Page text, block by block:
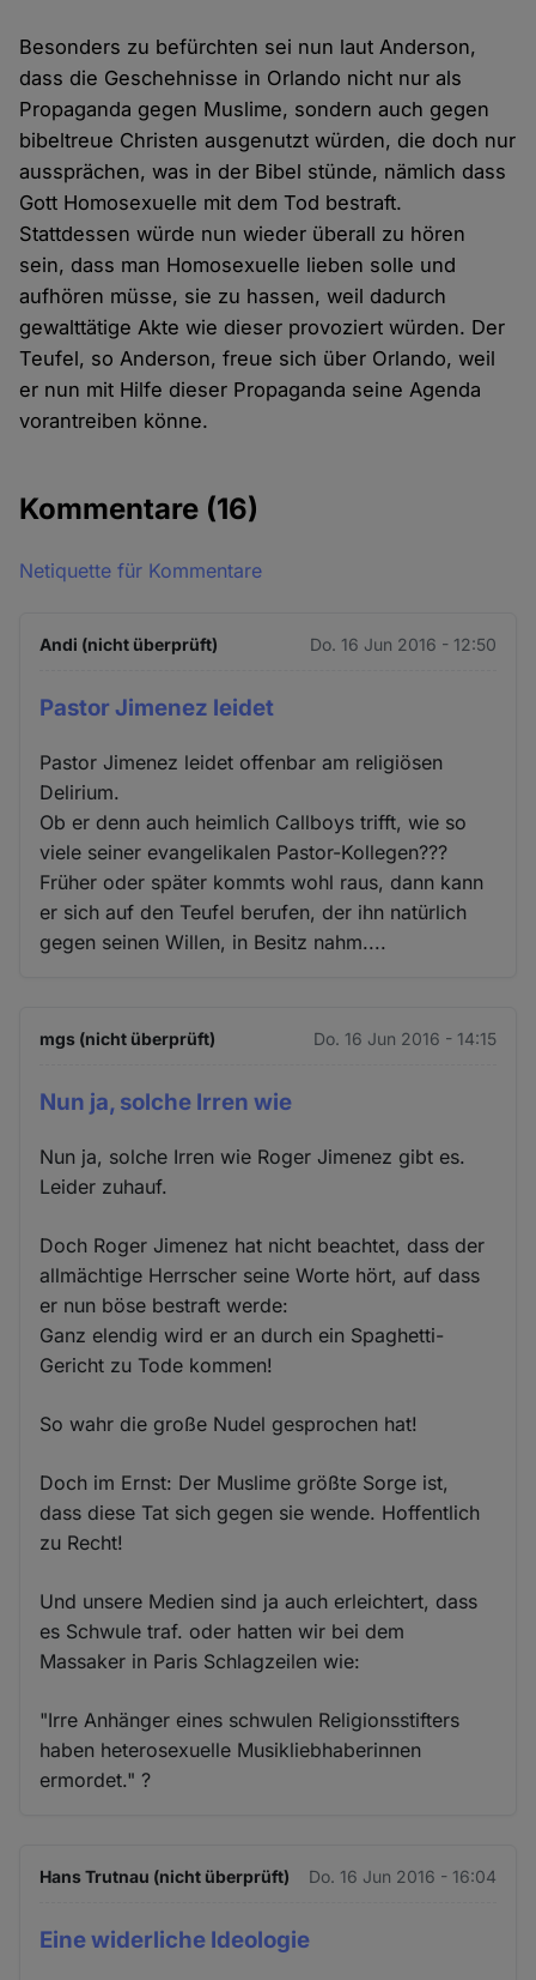
Besonders zu befürchten sei nun laut Anderson,
dass die Geschehnisse in Orlando nicht nur als
Propaganda gegen Muslime, sondern auch gegen
bibeltreue Christen ausgenutzt würden, die doch nur
aussprächen, was in der Bibel stünde, nämlich dass
Gott Homosexuelle mit dem Tod bestraft.
Stattdessen würde nun wieder überall zu hören
sein, dass man Homosexuelle lieben solle und
aufhören müsse, sie zu hassen, weil dadurch
gewalttätige Akte wie dieser provoziert würden. Der
Teufel, so Anderson, freue sich über Orlando, weil
er nun mit Hilfe dieser Propaganda seine Agenda
vorantreiben könne.
Kommentare (16)
Netiquette für Kommentare
Andi (nicht überprüft) Do. 16 Jun 2016 - 12:50
Pastor Jimenez leidet
Pastor Jimenez leidet offenbar am religiösen
Delirium.
Ob er denn auch heimlich Callboys trifft, wie so
viele seiner evangelikalen Pastor-Kollegen???
Früher oder später kommts wohl raus, dann kann
er sich auf den Teufel berufen, der ihn natürlich
gegen seinen Willen, in Besitz nahm....
mgs (nicht überprüft) Do. 16 Jun 2016 - 14:15
Nun ja, solche Irren wie
Nun ja, solche Irren wie Roger Jimenez gibt es.
Leider zuhauf.
Doch Roger Jimenez hat nicht beachtet, dass der
allmächtige Herrscher seine Worte hört, auf dass
er nun böse bestraft werde:
Ganz elendig wird er an durch ein Spaghetti-
Gericht zu Tode kommen!
So wahr die große Nudel gesprochen hat!
Doch im Ernst: Der Muslime größte Sorge ist,
dass diese Tat sich gegen sie wende. Hoffentlich
zu Recht!
Und unsere Medien sind ja auch erleichtert, dass
es Schwule traf. oder hatten wir bei dem
Massaker in Paris Schlagzeilen wie:
"Irre Anhänger eines schwulen Religionsstifters
haben heterosexuelle Musikliebhaberinnen
ermordet." ?
Hans Trutnau (nicht überprüft) Do. 16 Jun 2016 - 16:04
Eine widerliche Ideologie